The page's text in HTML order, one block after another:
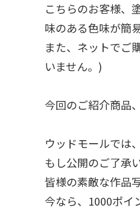
こちらのお客様、
味のある色味が簡
また、ネットでご
いません。)
今回のご紹介商品、
ウッドモールでは
もし公開のご了承
皆様の素敵な作品
今なら、1000ポイ